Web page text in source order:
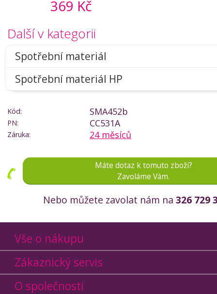
369 Kč
Další v kategorii
Spotřební materiál
Spotřební materiál HP
Kód: SMA452b
PN: CC531A
Záruka: 24 měsíců
Máte dotaz k tomuto zboží?
Zavoláme Vám.
Nebo můžete zavolat nám na 326 729
Vše o nákupu
Zákaznický servis
O společnosti